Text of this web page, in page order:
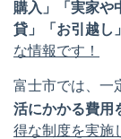
購入」「実家や
貸」「お引越し」
な情報です！
富士市では、一
活にかかる費用
得な制度を実施